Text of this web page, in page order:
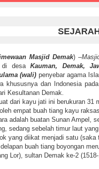
Masjid Demak) –
di desaKauman, Demak,
(wali) penyebar agama
khususnya dan Indonesia
Kesultanan Demak.
dari kayu jati ini berukuran
empat buah tiang kayu
adalah buatan Sunan Ampel,
sedang sebelah timur laut
yang diikat menjadi satu
buah tiang boyongan
Lor), sultan Demak ke-2